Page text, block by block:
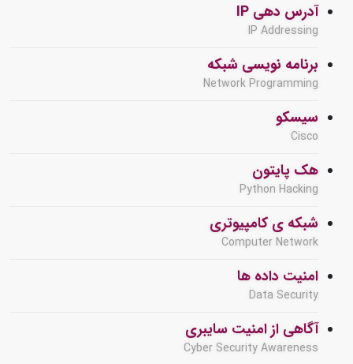
آدرس دهی IP
IP Addressing
برنامه نویسی شبکه
Network Programming
سیسکو
Cisco
هک پایتون
Python Hacking
شبکه ی کامپیوتری
Computer Network
امنیت داده ها
Data Security
آگاهی از امنیت سایبری
Cyber Security Awareness